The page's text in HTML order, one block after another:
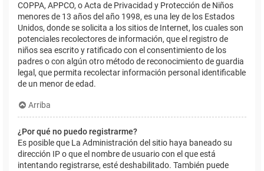
COPPA, APPCO, o Acta de Privacidad y Protección de Niños
menores de 13 años del año 1998, es una ley de los Estados
Unidos, donde se solicita a los sitios de Internet, los cuales son
potenciales recolectores de información, que el registro de
niños sea escrito y ratificado con el consentimiento de los
padres o con algún otro método de reconocimiento de guardia
legal, que permita recolectar información personal identificable
de un menor de edad.
Arriba
¿Por qué no puedo registrarme?
Es posible que La Administración del sitio haya baneado su
dirección IP o que el nombre de usuario con el que está
intentando registrarse, esté deshabilitado. También puede